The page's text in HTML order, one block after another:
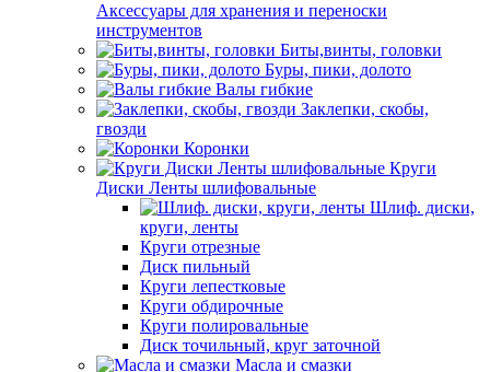
Аксессуары для хранения и переноски
инструментов
Биты,винты, головки
Буры, пики, долото
Валы гибкие
Заклепки, скобы,
гвозди
Коронки
Круги
Диски Ленты шлифовальные
Шлиф. диски,
круги, ленты
Круги отрезные
Диск пильный
Круги лепестковые
Круги обдирочные
Круги полировальные
Диск точильный, круг заточной
Масла и смазки